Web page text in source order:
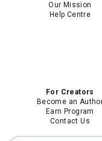
Our Mission
Help Centre
For Creators
Become an
Earn Program
Contact Us